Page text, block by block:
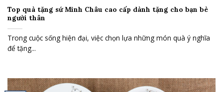
Top quà tặng sứ Minh Châu cao cấp dành tặng cho bạn bè
người thân
Trong cuộc sống hiện đại, việc chọn lựa những món quà ý nghĩa
để tặng...